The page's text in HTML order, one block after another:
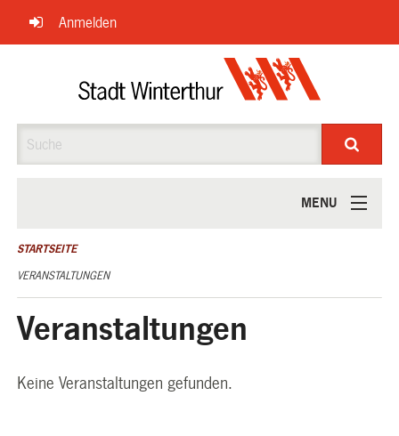
Navigation
überspringen
Anmelden
MENU
ÜBER UNS
STARTSEITE
VERANSTALTUNGEN
Veranstaltungen
Keine Veranstaltungen gefunden.